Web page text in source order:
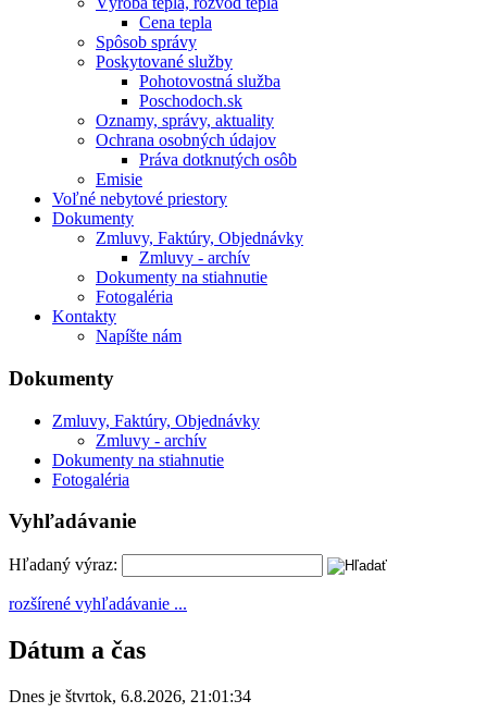
Cena tepla
Spôsob správy
Poskytované služby
Pohotovostná služba
Poschodoch.sk
Oznamy, správy, aktuality
Ochrana osobných údajov
Práva dotknutých osôb
Emisie
Voľné nebytové priestory
Dokumenty
Zmluvy, Faktúry, Objednávky
Zmluvy - archív
Dokumenty na stiahnutie
Fotogaléria
Kontakty
Napíšte nám
Dokumenty
Zmluvy, Faktúry, Objednávky
Zmluvy - archív
Dokumenty na stiahnutie
Fotogaléria
Vyhľadávanie
Hľadaný výraz:
rozšírené vyhľadávanie ...
Dátum a čas
Dnes je štvrtok, 6.8.2026, 21:01:34